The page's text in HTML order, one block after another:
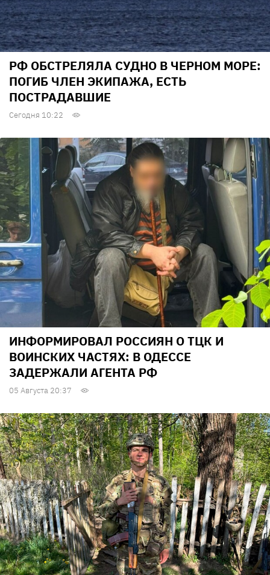
РФ ОБСТРЕЛЯЛА СУДНО В ЧЕРНОМ МОРЕ:
ПОГИБ ЧЛЕН ЭКИПАЖА, ЕСТЬ
ПОСТРАДАВШИЕ
Сегодня 10:22
ИНФОРМИРОВАЛ РОССИЯН О ТЦК И
ВОИНСКИХ ЧАСТЯХ: В ОДЕССЕ
ЗАДЕРЖАЛИ АГЕНТА РФ
05 Августа 20:37